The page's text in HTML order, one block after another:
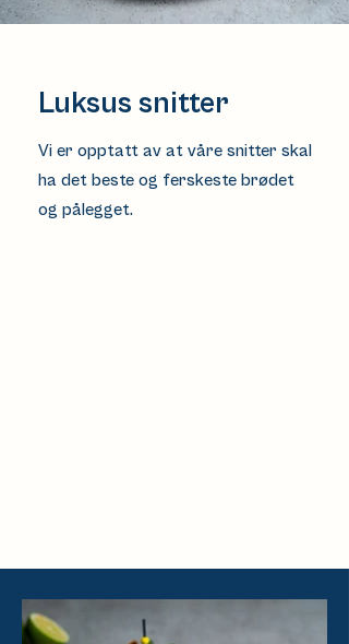
Luksus snitter
Vi er opptatt av at våre snitter skal
ha det beste og ferskeste brødet
og pålegget.